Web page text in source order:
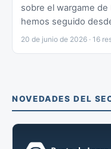
sobre el wargame
hemos seguido
Kickstarter hasta la
20 de junio de 2026 · 16
NOVEDADES DEL